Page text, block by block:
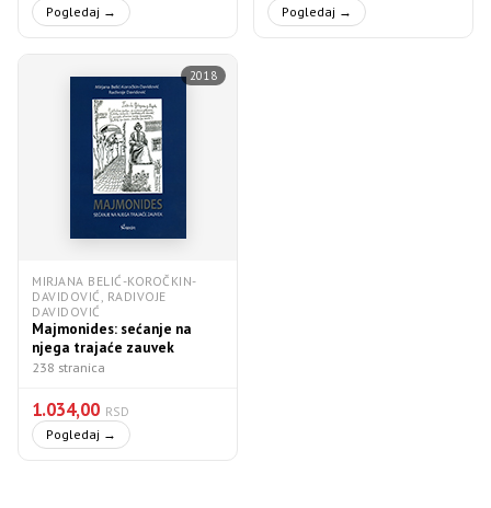
Pogledaj → Pogledaj →
2018
MIRJANA BELIĆ-KOROČKIN-
DAVIDOVIĆ, RADIVOJE
DAVIDOVIĆ
Мajmonides: sećanje na
njega trajaće zauvek
238 stranica
1.034,00 RSD
Pogledaj →